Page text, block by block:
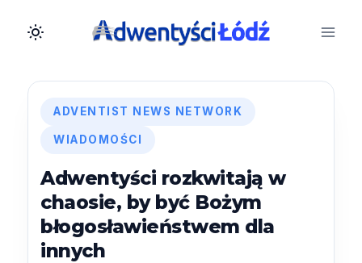
ADVENTIST NEWS NETWORK
WIADOMOŚCI
Adwentyści rozkwitają w
chaosie, by być Bożym
błogosławieństwem dla
innych